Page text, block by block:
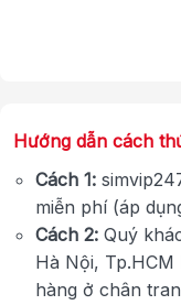
Hướng dẫn cách
Cách 1:
miễn phí (áp
Cách 2: Quý
Hà Nội,
hàng ở chân